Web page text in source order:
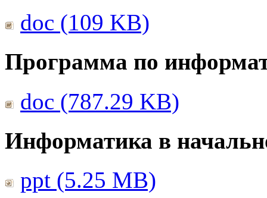
doc (109 KB)
Программа по
doc (787.29 KB)
Информатика в
ppt (5.25 MB)